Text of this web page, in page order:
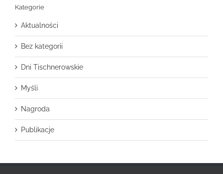
Kategorie
Aktualności
Bez kategorii
Dni Tischnerowskie
Myśli
Nagroda
Publikacje